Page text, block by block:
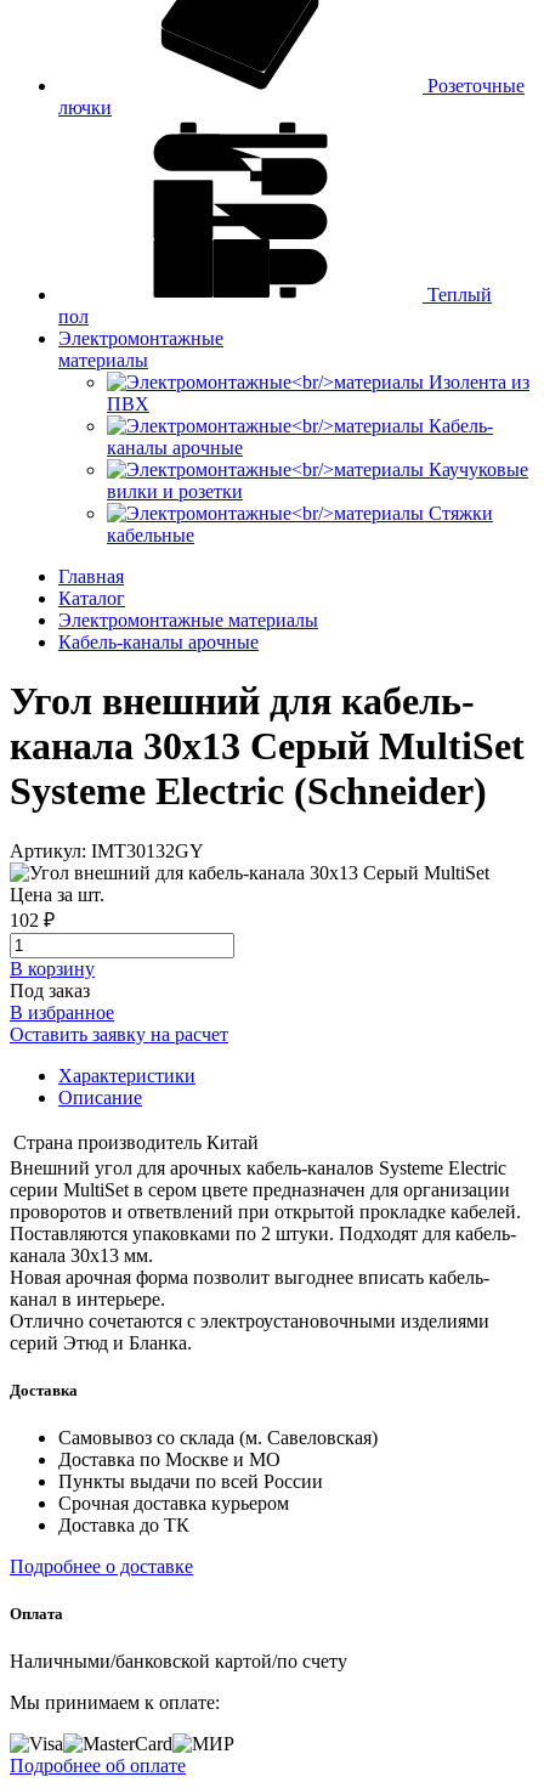
Розеточные
лючки
Теплый
пол
Электромонтажные
материалы
Изолента из
ПВХ
Кабель-
каналы арочные
Каучуковые
вилки и розетки
Стяжки
кабельные
Главная
Каталог
Электромонтажные материалы
Кабель-каналы арочные
Угол внешний для кабель-
канала 30х13 Серый MultiSet
Systeme Electric (Schneider)
Артикул: IMT30132GY
Цена за шт.
102 ₽
В корзинy
Под заказ
В избранное
Оставить заявку на расчет
Характеристики
Описание
Страна производитель Китай
Внешний угол для арочных кабель-каналов Systeme Electric
серии MultiSet в сером цвете предназначен для организации
проворотов и ответвлений при открытой прокладке кабелей.
Поставляются упаковками по 2 штуки. Подходят для кабель-
канала 30х13 мм.
Новая арочная форма позволит выгоднее вписать кабель-
канал в интерьере.
Отлично сочетаются с электроустановочными изделиями
серий Этюд и Бланка.
Доставка
Самовывоз со склада (м. Савеловская)
Доставка по Москве и МО
Пункты выдачи по всей России
Срочная доставка курьером
Доставка до ТК
Подробнее о доставке
Оплата
Наличными/банковской картой/по счету
Мы принимаем к оплате:
Подробнее об оплате